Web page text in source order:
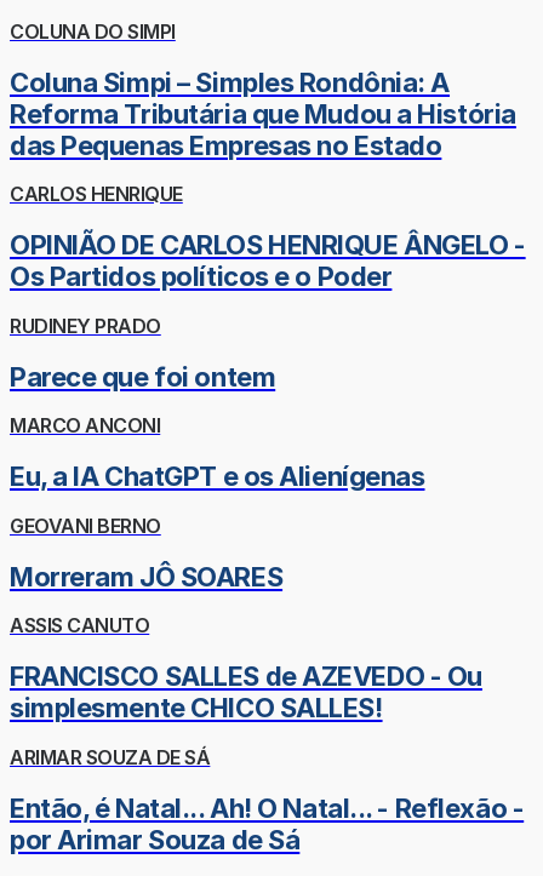
COLUNA DO SIMPI
Coluna Simpi – Simples Rondônia: A
Reforma Tributária que Mudou a História
das Pequenas Empresas no Estado
CARLOS HENRIQUE
OPINIÃO DE CARLOS HENRIQUE ÂNGELO -
Os Partidos políticos e o Poder
RUDINEY PRADO
Parece que foi ontem
MARCO ANCONI
Eu, a IA ChatGPT e os Alienígenas
GEOVANI BERNO
Morreram JÔ SOARES
ASSIS CANUTO
FRANCISCO SALLES de AZEVEDO - Ou
simplesmente CHICO SALLES!
ARIMAR SOUZA DE SÁ
Então, é Natal... Ah! O Natal... - Reflexão -
por Arimar Souza de Sá